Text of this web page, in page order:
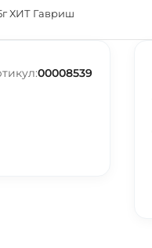
ХИТ Гавриш
00008539